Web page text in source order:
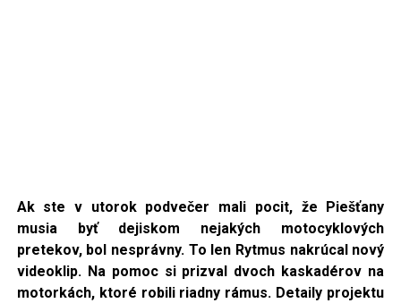
Ak ste v utorok podvečer mali pocit, že Piešťany
musia byť dejiskom nejakých motocyklových
pretekov, bol nesprávny. To len Rytmus nakrúcal nový
videoklip. Na pomoc si prizval dvoch kaskadérov na
motorkách, ktoré robili riadny rámus. Detaily projektu